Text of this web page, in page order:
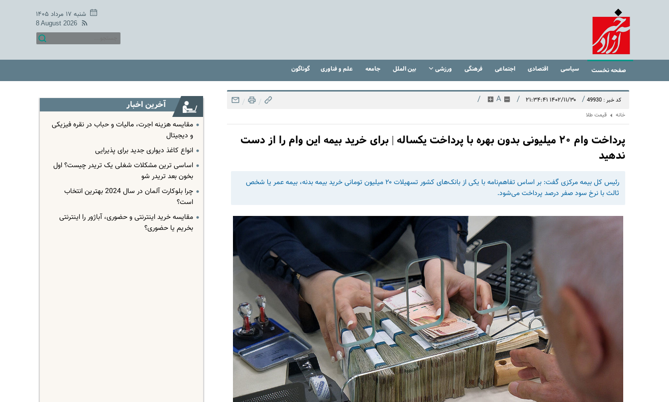
شنبه ۱۷ مرداد ۱۴۰۵
8 August 2026
صفحه نخست سیاسی اقتصادی اجتماعی فرهنگی ورزشی بین الملل جامعه علم و فناوری گوناگون
کد خبر : 49930 / ۱۴۰۲/۱۱/۳۰ ۲۱:۳۴:۴۱ /
A
/
/
/
خانه قیمت طلا
پرداخت وام ۲۰ میلیونی بدون بهره با پرداخت یکساله | برای خرید بیمه این وام را از دست
ندهید
رئیس کل بیمه مرکزی گفت: بر اساس تفاهم‌نامه با یکی از بانک‌های کشور تسهیلات ۲۰ میلیون تومانی خرید بیمه بدنه، بیمه عمر یا شخص
ثالث با نرخ سود صفر درصد پرداخت می‌شود.
آخرین اخبار
مقایسه هزینه اجرت، مالیات و حباب در نقره فیزیکی
و دیجیتال
انواع کاغذ دیواری جدید برای پذیرایی
اساسی ترین مشکلات شغلی یک تریدر چیست؟ اول
بخون بعد تریدر شو
چرا بلوکارت آلمان در سال 2024 بهترین انتخاب
است؟
مقایسه خرید اینترنتی و حضوری، آباژور را اینترنتی
بخریم یا حضوری؟